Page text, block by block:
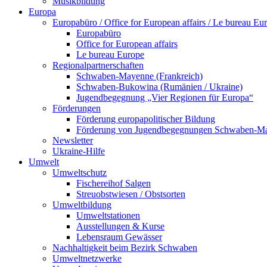
Europa
Europabüro / Office for European affairs / Le bureau
Europabüro
Office for European affairs
Le bureau Europe
Regionalpartnerschaften
Schwaben-Mayenne (Frankreich)
Schwaben-Bukowina (Rumänien / Ukraine)
Jugendbegegnung „Vier Regionen für Europa“
Förderungen
Förderung europapolitischer Bildung
Förderung von Jugendbegegnungen Schwaben-
Newsletter
Ukraine-Hilfe
Umwelt
Umweltschutz
Fischereihof Salgen
Streuobstwiesen / Obstsorten
Umweltbildung
Umweltstationen
Ausstellungen & Kurse
Lebensraum Gewässer
Nachhaltigkeit beim Bezirk Schwaben
Umweltnetzwerke